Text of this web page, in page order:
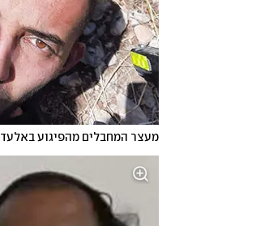
מעצר המחבלים מהפיגוע באלעד